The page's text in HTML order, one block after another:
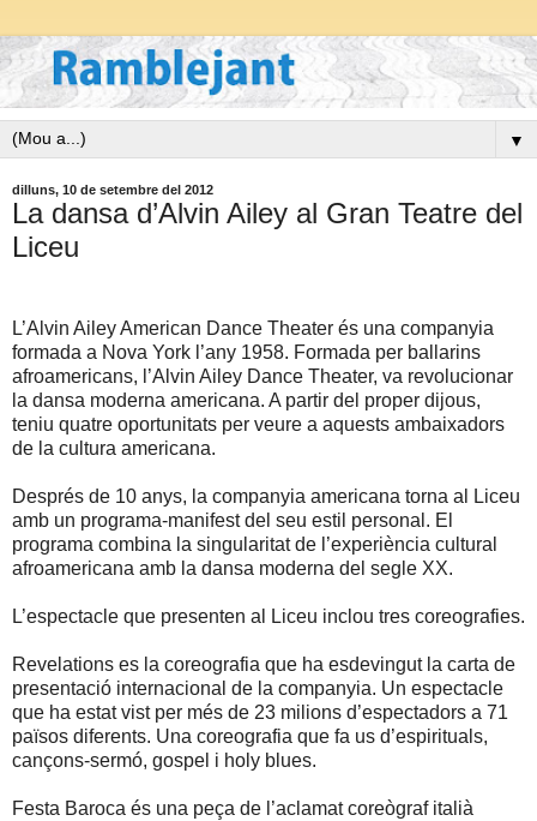
▼
dilluns, 10 de setembre del 2012
La dansa d’Alvin Ailey al Gran Teatre del
Liceu
L’Alvin Ailey American Dance Theater és una companyia
formada a Nova York l’any 1958. Formada per ballarins
afroamericans, l’Alvin Ailey Dance Theater, va revolucionar
la dansa moderna americana. A partir del proper dijous,
teniu quatre oportunitats per veure a aquests ambaixadors
de la cultura americana.
Després de 10 anys, la companyia americana torna al Liceu
amb un programa-manifest del seu estil personal. El
programa combina la singularitat de l’experiència cultural
afroamericana amb la dansa moderna del segle XX.
L’espectacle que presenten al Liceu inclou tres coreografies.
Revelations es la coreografia que ha esdevingut la carta de
presentació internacional de la companyia. Un espectacle
que ha estat vist per més de 23 milions d’espectadors a 71
països diferents. Una coreografia que fa us d’espirituals,
cançons-sermó, gospel i holy blues.
Festa Baroca és una peça de l’aclamat coreògraf italià